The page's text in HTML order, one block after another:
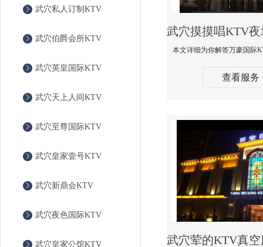
武穴私人订制KTV
武穴伯爵会所KTV
武穴英皇国际KTV
武穴天上人间KTV
武穴至尊国际KTV
武穴皇家壹号KTV
武穴新鼎会KTV
武穴夜色国际KTV
武穴皇家公馆KTV
查看服务